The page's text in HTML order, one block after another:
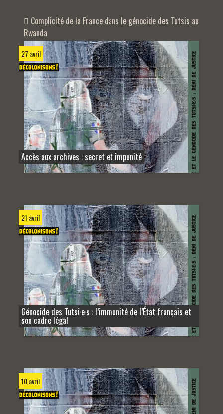
Complicité de la France dans le génocide des Tutsis au
Rwanda
27 avril
Accès aux archives : secret et impunité
21 avril
Génocide des Tutsi·e·s : l’immunité de l’État français et
son cadre légal
10 avril